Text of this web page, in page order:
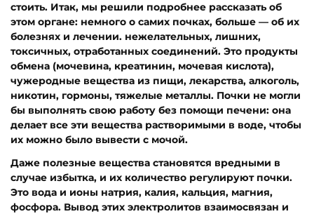
стоить. Итак, мы решили подробнее рассказать об
этом органе: немного о самих почках, больше — об их
болезнях и лечении. нежелательных, лишних,
токсичных, отработанных соединений. Это продукты
обмена (мочевина, креатинин, мочевая кислота),
чужеродные вещества из пищи, лекарства, алкоголь,
никотин, гормоны, тяжелые металлы. Почки не могли
бы выполнять свою работу без помощи печени: она
делает все эти вещества растворимыми в воде, чтобы
их можно было вывести с мочой.
Даже полезные вещества становятся вредными в
случае избытка, и их количество регулируют почки.
Это вода и ионы натрия, калия, кальция, магния,
фосфора. Вывод этих электролитов взаимосвязан и